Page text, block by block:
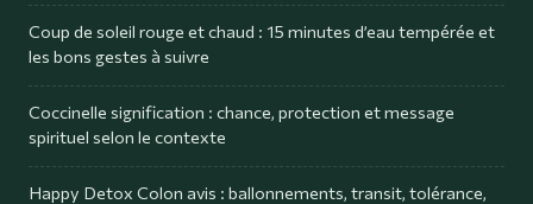
Coup de soleil rouge et chaud : 15 minutes d’eau tempérée et
les bons gestes à suivre
Coccinelle signification : chance, protection et message
spirituel selon le contexte
Happy Detox Colon avis : ballonnements, transit, tolérance,